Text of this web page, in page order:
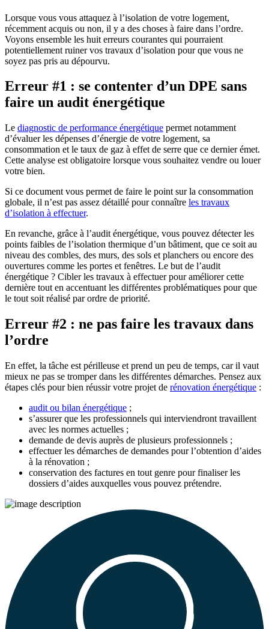
Lorsque vous vous attaquez à l’isolation de votre logement,
récemment acquis ou non, il y a des choses à faire dans l’ordre.
Voyons ensemble les huit erreurs courantes qui pourraient
potentiellement ruiner vos travaux d’isolation pour que vous ne
soyez pas pris au dépourvu.
Erreur #1 : se contenter d’un DPE sans
faire un audit énergétique
Le diagnostic de performance énergétique permet notamment
d’évaluer les dépenses d’énergie de votre logement, sa
consommation et le taux de gaz à effet de serre que ce dernier émet.
Cette analyse est obligatoire lorsque vous souhaitez vendre ou louer
votre bien.
Si ce document vous permet de faire le point sur la consommation
globale, il n’est pas assez détaillé pour connaître les travaux
d’isolation à effectuer.
En revanche, grâce à l’audit énergétique, vous pouvez détecter les
points faibles de l’isolation thermique d’un bâtiment, que ce soit au
niveau des combles, des murs, des sols et planchers ou encore des
ouvertures comme les portes et fenêtres. Le but de l’audit
énergétique ? Cibler les travaux à effectuer pour améliorer cette
dernière tout en accentuant les différentes problématiques pour que
le tout soit réalisé par ordre de priorité.
Erreur #2 : ne pas faire les travaux dans
l’ordre
En effet, la tâche est périlleuse et prend un peu de temps, car il vaut
mieux ne pas se tromper dans les différentes démarches. Pensez aux
étapes clés pour bien réussir votre projet de rénovation énergétique :
audit ou bilan énergétique ;
s’assurer que les professionnels qui interviendront travaillent
avec les normes actuelles ;
demande de devis auprès de plusieurs professionnels ;
effectuer les démarches de demandes pour l’obtention d’aides
à la rénovation ;
conservation des factures en tout genre pour finaliser les
dossiers d’aides auxquelles vous pouvez prétendre.